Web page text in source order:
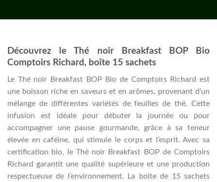
Découvrez le Thé noir Breakfast BOP Bio
Comptoirs Richard, boîte 15 sachets
Le Thé noir Breakfast BOP Bio de Comptoirs Richard est
une boisson riche en saveurs et en arômes, provenant d’un
mélange de différentes variétés de feuilles de thé. Cette
infusion est idéale pour débuter la journée ou pour
accompagner une pause gourmande, grâce à sa teneur
élevée en caféine, qui stimule le corps et l’esprit. Avec sa
certification bio, le Thé noir Breakfast BOP de Comptoirs
Richard garantit une qualité supérieure et une production
respectueuse de l’environnement. La boîte de 15 sachets